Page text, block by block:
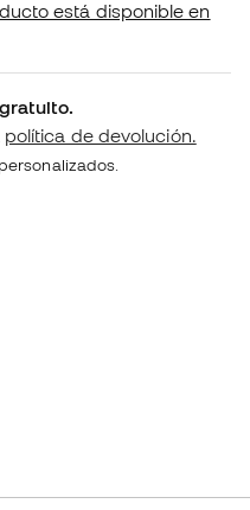
está disponible en
política de devolución.